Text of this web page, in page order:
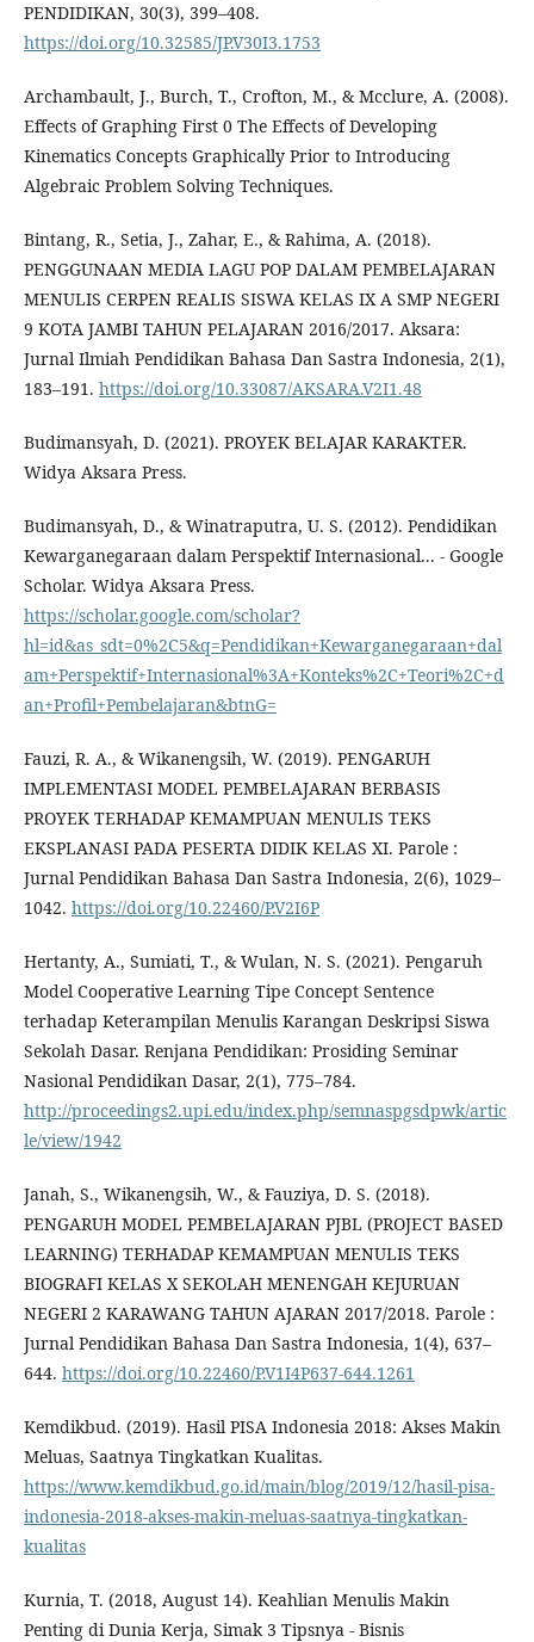
PENDIDIKAN, 30(3), 399–408.
https://doi.org/10.32585/JP.V30I3.1753
Archambault, J., Burch, T., Crofton, M., & Mcclure, A. (2008).
Effects of Graphing First 0 The Effects of Developing
Kinematics Concepts Graphically Prior to Introducing
Algebraic Problem Solving Techniques.
Bintang, R., Setia, J., Zahar, E., & Rahima, A. (2018).
PENGGUNAAN MEDIA LAGU POP DALAM PEMBELAJARAN
MENULIS CERPEN REALIS SISWA KELAS IX A SMP NEGERI
9 KOTA JAMBI TAHUN PELAJARAN 2016/2017. Aksara:
Jurnal Ilmiah Pendidikan Bahasa Dan Sastra Indonesia, 2(1),
183–191. https://doi.org/10.33087/AKSARA.V2I1.48
Budimansyah, D. (2021). PROYEK BELAJAR KARAKTER.
Widya Aksara Press.
Budimansyah, D., & Winatraputra, U. S. (2012). Pendidikan
Kewarganegaraan dalam Perspektif Internasional... - Google
Scholar. Widya Aksara Press.
https://scholar.google.com/scholar?
hl=id&as_sdt=0%2C5&q=Pendidikan+Kewarganegaraan+dal
am+Perspektif+Internasional%3A+Konteks%2C+Teori%2C+d
an+Profil+Pembelajaran&btnG=
Fauzi, R. A., & Wikanengsih, W. (2019). PENGARUH
IMPLEMENTASI MODEL PEMBELAJARAN BERBASIS
PROYEK TERHADAP KEMAMPUAN MENULIS TEKS
EKSPLANASI PADA PESERTA DIDIK KELAS XI. Parole :
Jurnal Pendidikan Bahasa Dan Sastra Indonesia, 2(6), 1029–
1042. https://doi.org/10.22460/P.V2I6P
Hertanty, A., Sumiati, T., & Wulan, N. S. (2021). Pengaruh
Model Cooperative Learning Tipe Concept Sentence
terhadap Keterampilan Menulis Karangan Deskripsi Siswa
Sekolah Dasar. Renjana Pendidikan: Prosiding Seminar
Nasional Pendidikan Dasar, 2(1), 775–784.
http://proceedings2.upi.edu/index.php/semnaspgsdpwk/artic
le/view/1942
Janah, S., Wikanengsih, W., & Fauziya, D. S. (2018).
PENGARUH MODEL PEMBELAJARAN PJBL (PROJECT BASED
LEARNING) TERHADAP KEMAMPUAN MENULIS TEKS
BIOGRAFI KELAS X SEKOLAH MENENGAH KEJURUAN
NEGERI 2 KARAWANG TAHUN AJARAN 2017/2018. Parole :
Jurnal Pendidikan Bahasa Dan Sastra Indonesia, 1(4), 637–
644. https://doi.org/10.22460/P.V1I4P637-644.1261
Kemdikbud. (2019). Hasil PISA Indonesia 2018: Akses Makin
Meluas, Saatnya Tingkatkan Kualitas.
https://www.kemdikbud.go.id/main/blog/2019/12/hasil-pisa-
indonesia-2018-akses-makin-meluas-saatnya-tingkatkan-
kualitas
Kurnia, T. (2018, August 14). Keahlian Menulis Makin
Penting di Dunia Kerja, Simak 3 Tipsnya - Bisnis